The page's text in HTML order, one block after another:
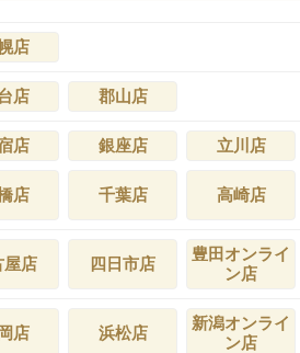
店
店 郡山店
店 銀座店 立川店
店 千葉店 高崎店
屋店 四日市店
豊田オンライ
ン店
店 浜松店
新潟オンライ
ン店